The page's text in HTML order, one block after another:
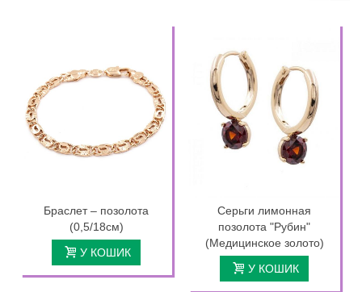
Браслет – позолота
(0,5/18см)
У КОШИК
Серьги лимонная
позолота "Рубин"
(Медицинское золото)
У КОШИК